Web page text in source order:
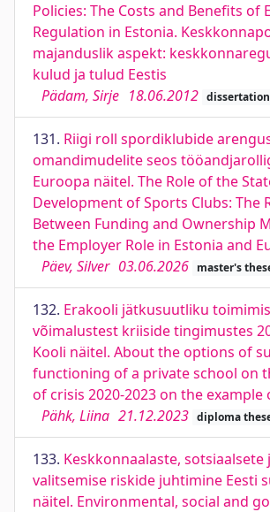
Policies: The Costs and Benefits of
Regulation in Estonia.
majanduslik aspekt:
kulud ja tulud Eestis
Pädam, Sirje 18.06.2012
131. Riigi roll spordiklubide
omandimudelite seos
Euroopa näitel. The Role of the
Development of Sports Clubs: The
Between Funding and Ownership
the Employer Role in Estonia and
Päev, Silver 03.06.2026 master's
132. Erakooli jätkusuutliku
võimalustest kriiside tingimustes
Kooli näitel. About the options of
functioning of a private school on
of crisis 2020-2023 on the example
Pähk, Liina 21.12.2023 diploma
133. Keskkonnaalaste,
valitsemise riskide juhtimine Eesti
näitel. Environmental, social and